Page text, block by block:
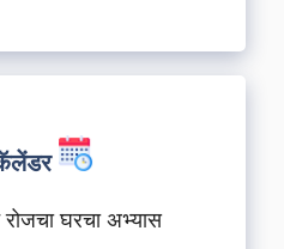
घरचा अभ्यास